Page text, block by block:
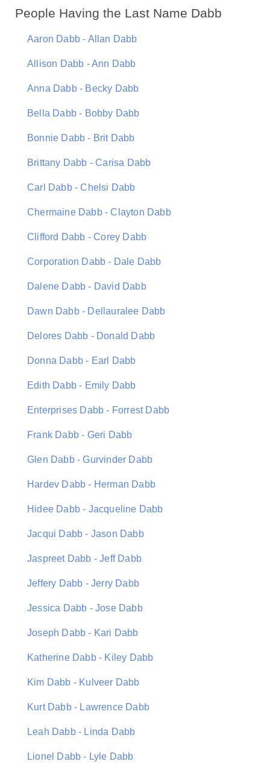
People Having the Last Name Dabb
Aaron Dabb - Allan Dabb
Allison Dabb - Ann Dabb
Anna Dabb - Becky Dabb
Bella Dabb - Bobby Dabb
Bonnie Dabb - Brit Dabb
Brittany Dabb - Carisa Dabb
Carl Dabb - Chelsi Dabb
Chermaine Dabb - Clayton Dabb
Clifford Dabb - Corey Dabb
Corporation Dabb - Dale Dabb
Dalene Dabb - David Dabb
Dawn Dabb - Dellauralee Dabb
Delores Dabb - Donald Dabb
Donna Dabb - Earl Dabb
Edith Dabb - Emily Dabb
Enterprises Dabb - Forrest Dabb
Frank Dabb - Geri Dabb
Glen Dabb - Gurvinder Dabb
Hardev Dabb - Herman Dabb
Hidee Dabb - Jacqueline Dabb
Jacqui Dabb - Jason Dabb
Jaspreet Dabb - Jeff Dabb
Jeffery Dabb - Jerry Dabb
Jessica Dabb - Jose Dabb
Joseph Dabb - Kari Dabb
Katherine Dabb - Kiley Dabb
Kim Dabb - Kulveer Dabb
Kurt Dabb - Lawrence Dabb
Leah Dabb - Linda Dabb
Lionel Dabb - Lyle Dabb